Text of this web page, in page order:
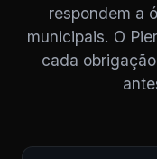
respondem a
municipais. O
cada